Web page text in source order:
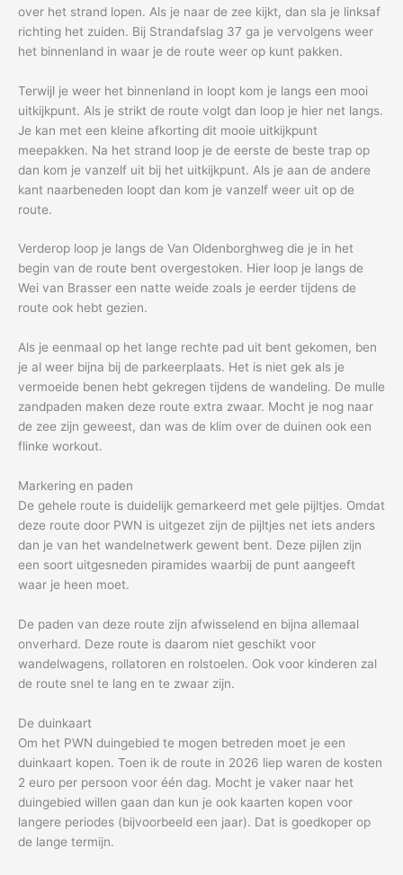
over het strand lopen. Als je naar de zee kijkt, dan sla je linksaf
richting het zuiden. Bij Strandafslag 37 ga je vervolgens weer
het binnenland in waar je de route weer op kunt pakken.
Terwijl je weer het binnenland in loopt kom je langs een mooi
uitkijkpunt. Als je strikt de route volgt dan loop je hier net langs.
Je kan met een kleine afkorting dit mooie uitkijkpunt
meepakken. Na het strand loop je de eerste de beste trap op
dan kom je vanzelf uit bij het uitkijkpunt. Als je aan de andere
kant naarbeneden loopt dan kom je vanzelf weer uit op de
route.
Verderop loop je langs de Van Oldenborghweg die je in het
begin van de route bent overgestoken. Hier loop je langs de
Wei van Brasser een natte weide zoals je eerder tijdens de
route ook hebt gezien.
Als je eenmaal op het lange rechte pad uit bent gekomen, ben
je al weer bijna bij de parkeerplaats. Het is niet gek als je
vermoeide benen hebt gekregen tijdens de wandeling. De mulle
zandpaden maken deze route extra zwaar. Mocht je nog naar
de zee zijn geweest, dan was de klim over de duinen ook een
flinke workout.
Markering en paden
De gehele route is duidelijk gemarkeerd met gele pijltjes. Omdat
deze route door PWN is uitgezet zijn de pijltjes net iets anders
dan je van het wandelnetwerk gewent bent. Deze pijlen zijn
een soort uitgesneden piramides waarbij de punt aangeeft
waar je heen moet.
De paden van deze route zijn afwisselend en bijna allemaal
onverhard. Deze route is daarom niet geschikt voor
wandelwagens, rollatoren en rolstoelen. Ook voor kinderen zal
de route snel te lang en te zwaar zijn.
De duinkaart
Om het PWN duingebied te mogen betreden moet je een
duinkaart kopen. Toen ik de route in 2026 liep waren de kosten
2 euro per persoon voor één dag. Mocht je vaker naar het
duingebied willen gaan dan kun je ook kaarten kopen voor
langere periodes (bijvoorbeeld een jaar). Dat is goedkoper op
de lange termijn.